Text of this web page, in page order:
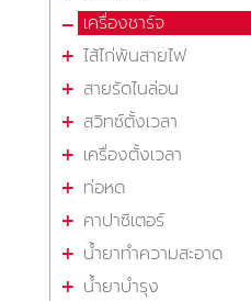
เครื่องชาร์จ
ไส้ไก่พันสายไฟ
สายรัดไนล่อน
สวิทซ์ตั้งเวลา
เครื่องตั้งเวลา
ท่อหด
คาปาซิเตอร์
น้ำยาทำความสะอาด
น้ำยาบำรุง